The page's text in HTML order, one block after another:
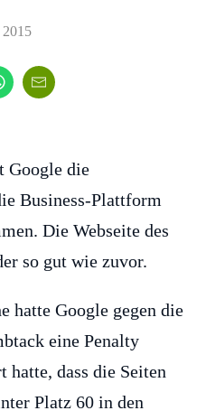
2015
Google die
Business-Plattform
Die Webseite des
so gut wie zuvor.
hatte Google gegen die
eine Penalty
hatte, dass die Seiten
Platz 60 in den